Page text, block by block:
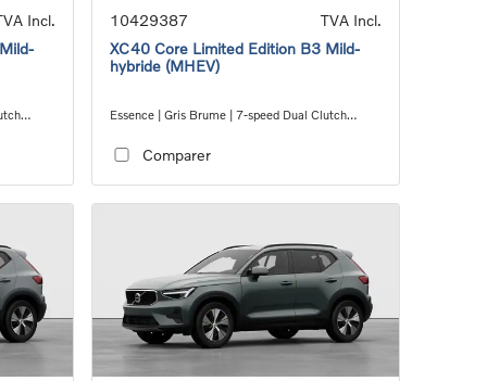
Incl.
10429387
TVA Incl.
XC40 Core Limited Edition B3 Mild-
hybride (MHEV)
Essence | Gris Brume | 7-speed Dual Clutch
Comparer